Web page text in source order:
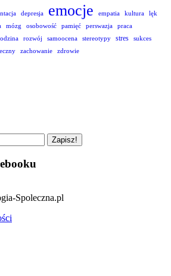
depresja emocje empatia kultura
lęk
mózg osobowość pamięć perswazja
praca
rozwój samoocena stereotypy stres sukces
zachowanie zdrowie
Spoleczna.pl